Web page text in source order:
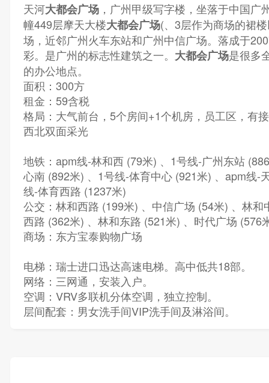
天河大都会广场，广州甲级写字楼，坐落于中国广
幢449层摩天大楼大都会广场(、3层作为商场的裙
场，近邻广州火车东站和广州中信广场。落成于
彩。是广州的标志性建筑之一。 大都会广场是很多
的办公地点。
面积：300方
租金：59含税
格局：大气前台，5个房间+1个机房，员工区，有
西北双面采光
地铁：apm线-林和西 (79米) 、1号线-广州东站
心南 (892米) 、1号线-体育中心 (921米) 、apm线-
线-体育西路 (1237米)
公交：林和西路 (199米) 、中信广场 (54米) 、林和
西路 (362米) 、林和东路 (521米) 、时代广场 (576
商场：东方宝泰购物广场
电梯：瑞士进口迅达高速电梯。高中低共18部。
网络：三网通，安装入户。
空调：VRV多联机分体空调，独立控制。
层间配套：男女洗手间VIP洗手间及淋浴间。